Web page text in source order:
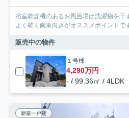
浴室乾燥機のあるお風呂場は洗濯物を干
よく乾く南東向きがオススメポイントで
販売中の物件
１号棟
4,290万円
- / 99.36㎡ / 4LDK
新築一戸建